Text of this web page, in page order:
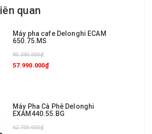
quan
Máy pha cafe Delonghi ECAM
650.75.MS
85.390.000₫
57.990.000₫
Máy Pha Cà Phê Delonghi
EXAM440.55.BG
62.700.000₫